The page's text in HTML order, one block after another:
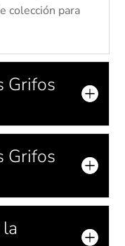
colección para
Grifos
Grifos